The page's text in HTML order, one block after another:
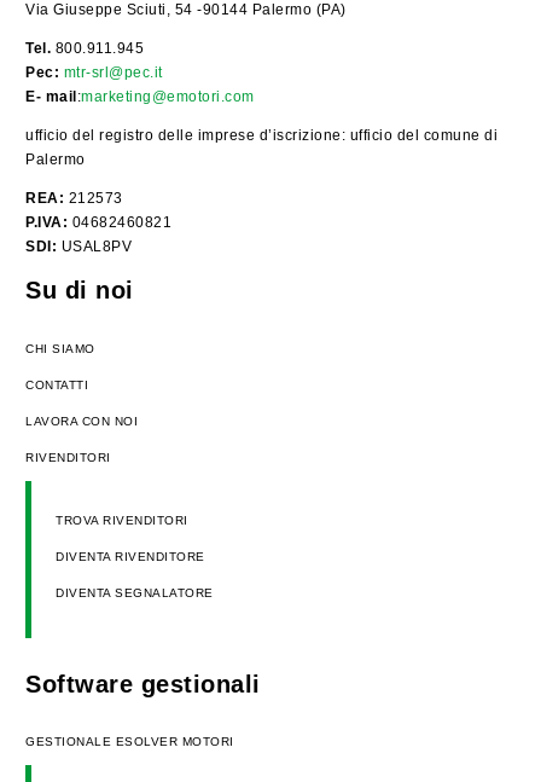
Via Giuseppe Sciuti, 54 -90144 Palermo (PA)
Tel. 800.911.945
Pec: mtr-srl@pec.it
E- mail :marketing@emotori.com
ufficio del registro delle imprese d’iscrizione: ufficio del comune di
Palermo
REA: 212573
P.IVA: 04682460821
SDI: USAL8PV
Su di noi
CHI SIAMO
CONTATTI
LAVORA CON NOI
RIVENDITORI
TROVA RIVENDITORI
DIVENTA RIVENDITORE
DIVENTA SEGNALATORE
Software gestionali
GESTIONALE ESOLVER MOTORI